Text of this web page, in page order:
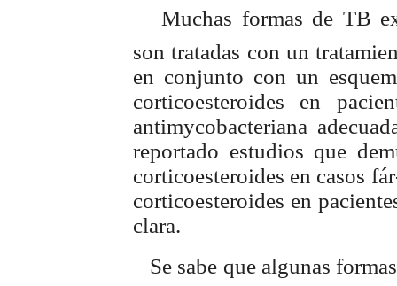
 Muchas formas de TB
son tratadas con un
en conjunto con un
corticoesteroides en
antimycobacteriana
reportado estudios que
corticoesteroides en casos
corticoesteroides en
clara.
 Se sabe que algunas